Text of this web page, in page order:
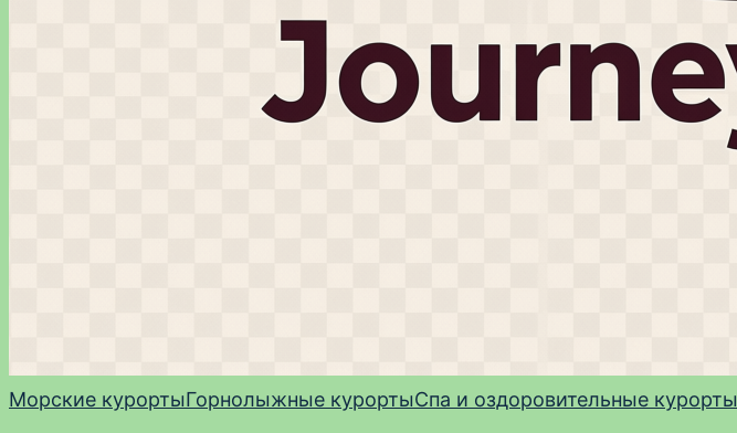
Морские курортыГорнолыжные курортыСпа и оздоровительные курорты